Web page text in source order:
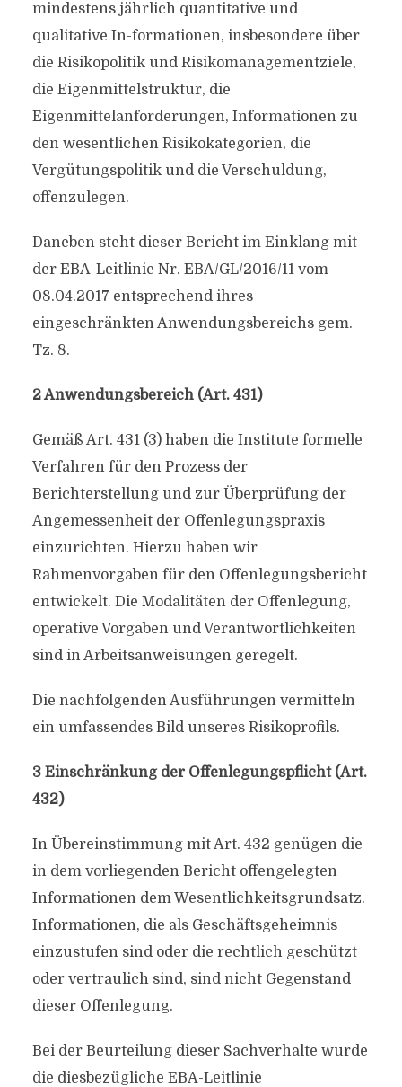
mindestens jährlich quantitative und
qualitative In-formationen, insbesondere über
die Risikopolitik und Risikomanagementziele,
die Eigenmittelstruktur, die
Eigenmittelanforderungen, Informationen zu
den wesentlichen Risikokategorien, die
Vergütungspolitik und die Verschuldung,
offenzulegen.
Daneben steht dieser Bericht im Einklang mit
der EBA-Leitlinie Nr. EBA/GL/2016/11 vom
08.04.2017 entsprechend ihres
eingeschränkten Anwendungsbereichs gem.
Tz. 8.
2 Anwendungsbereich (Art. 431)
Gemäß Art. 431 (3) haben die Institute formelle
Verfahren für den Prozess der
Berichterstellung und zur Überprüfung der
Angemessenheit der Offenlegungspraxis
einzurichten. Hierzu haben wir
Rahmenvorgaben für den Offenlegungsbericht
entwickelt. Die Modalitäten der Offenlegung,
operative Vorgaben und Verantwortlichkeiten
sind in Arbeitsanweisungen geregelt.
Die nachfolgenden Ausführungen vermitteln
ein umfassendes Bild unseres Risikoprofils.
3 Einschränkung der Offenlegungspflicht (Art.
432)
In Übereinstimmung mit Art. 432 genügen die
in dem vorliegenden Bericht offengelegten
Informationen dem Wesentlichkeitsgrundsatz.
Informationen, die als Geschäftsgeheimnis
einzustufen sind oder die rechtlich geschützt
oder vertraulich sind, sind nicht Gegenstand
dieser Offenlegung.
Bei der Beurteilung dieser Sachverhalte wurde
die diesbezügliche EBA-Leitlinie